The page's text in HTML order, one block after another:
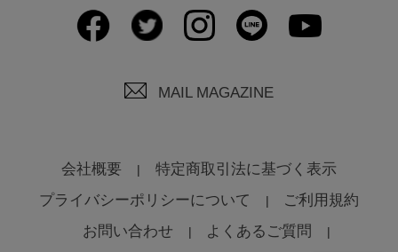
MAIL MAGAZINE
会社概要
特定商取引法に基づく表示
プライバシーポリシーについて
ご利用規約
お問い合わせ
よくあるご質問